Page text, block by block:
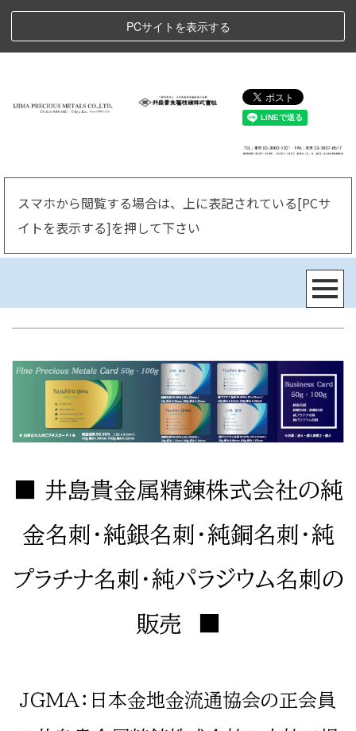
PCサイトを表示する
スマホから閲覧する場合は、上に表記されている[PCサ
イトを表示する]を押して下さい
■ 井島貴金属精錬株式会社の純
金名刺・純銀名刺・純銅名刺・純
プラチナ名刺・純パラジウム名刺の
販売 ■
ＪＧＭＡ：日本金地金流通協会の正会員